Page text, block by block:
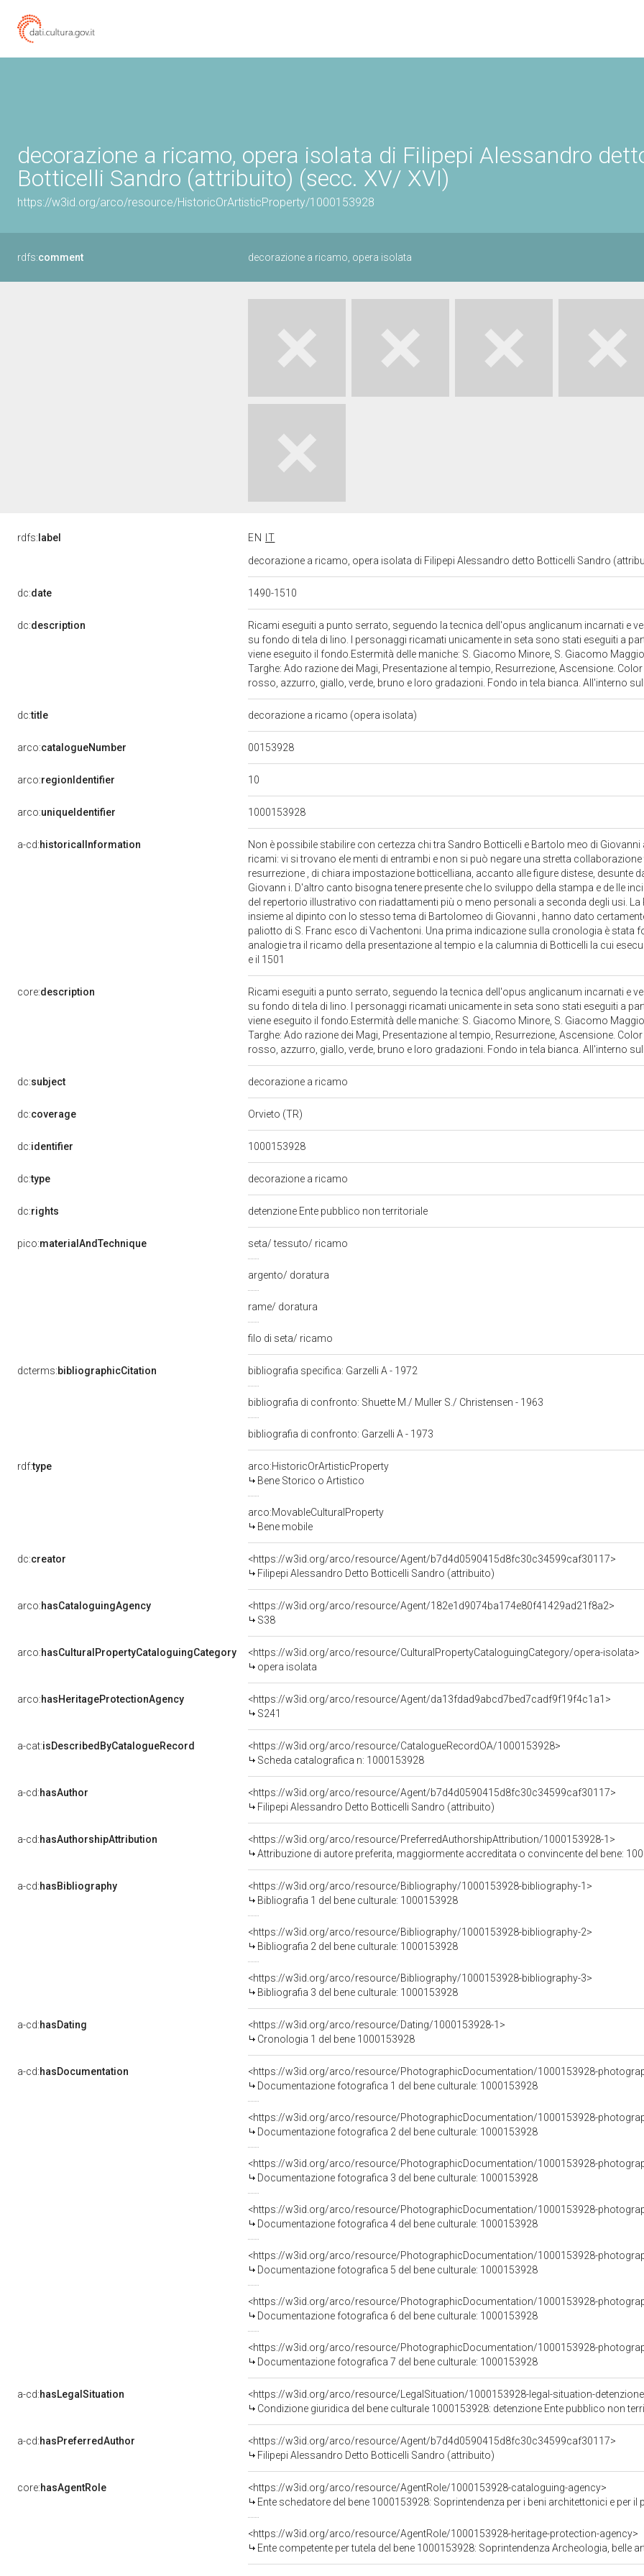
decorazione a ricamo, opera isolata di Filipepi Alessandro
Botticelli Sandro (attribuito) (secc. XV/ XVI)
https://w3id.org/arco/resource/HistoricOrArtisticProperty/1000153928
rdfs:comment decorazione a ricamo, opera isolata
rdfs: label EN
IT
decorazione a ricamo, opera isolata di Filipepi Alessandro detto Botticelli Sandro
dc:date 1490-1510
dc:description
Ricami eseguiti a punto serrato, seguendo la tecnica dell'opus anglicanum incarnati e
su fondo di tela di lino. I personaggi ricamati unicamente in seta sono stati eseguiti a
viene eseguito il fondo.Estermità delle maniche: S. Giacomo Minore, S. Giacomo
Targhe: Ado razione dei Magi, Presentazione al tempio, Resurrezione, Ascensione.
rosso, azzurro, giallo, verde, bruno e loro gradazioni. Fondo in tela bianca. All'interno
dc:title decorazione a ricamo (opera isolata)
arco:catalogueNumber 00153928
arco:regionIdentifier 10
arco:uniqueIdentifier 1000153928
a-cd:historicalInformation
Non è possibile stabilire con certezza chi tra Sandro Botticelli e Bartolo meo di Giovanni
ricami: vi si trovano ele menti di entrambi e non si può negare una stretta collaborazione
resurrezione , di chiara impostazione botticelliana, accanto alle figure distese, desunte
Giovann i. D'altro canto bisogna tenere presente che lo sviluppo della stampa e de lle
del repertorio illustrativo con riadattamenti più o meno personali a seconda degli usi. La
insieme al dipinto con lo stesso tema di Bartolomeo di Giovanni , hanno dato
paliotto di S. Franc esco di Vachentoni. Una prima indicazione sulla cronologia è stata
analogie tra il ricamo della presentazione al tempio e la calumnia di Botticelli la cui
e il 1501
core:description
Ricami eseguiti a punto serrato, seguendo la tecnica dell'opus anglicanum incarnati e
su fondo di tela di lino. I personaggi ricamati unicamente in seta sono stati eseguiti a
viene eseguito il fondo.Estermità delle maniche: S. Giacomo Minore, S. Giacomo
Targhe: Ado razione dei Magi, Presentazione al tempio, Resurrezione, Ascensione.
rosso, azzurro, giallo, verde, bruno e loro gradazioni. Fondo in tela bianca. All'interno
dc:subject decorazione a ricamo
dc:coverage Orvieto (TR)
dc:identifier 1000153928
dc:type decorazione a ricamo
dc:rights detenzione Ente pubblico non territoriale
pico:materialAndTechnique seta/ tessuto/ ricamo
argento/ doratura
rame/ doratura
filo di seta/ ricamo
dcterms:bibliographicCitation bibliografia specifica: Garzelli A - 1972
bibliografia di confronto: Shuette M./ Muller S./ Christensen - 1963
bibliografia di confronto: Garzelli A - 1973
rdf:type
arco:HistoricOrArtisticProperty
Bene Storico o Artistico
arco:MovableCulturalProperty
Bene mobile
dc:creator
<https://w3id.org/arco/resource/Agent/b7d4d0590415d8fc30c34599caf30117>
Filipepi Alessandro Detto Botticelli Sandro (attribuito)
arco:hasCataloguingAgency
<https://w3id.org/arco/resource/Agent/182e1d9074ba174e80f41429ad21f8a2>
S38
arco:hasCulturalPropertyCataloguingCategory
<https://w3id.org/arco/resource/CulturalPropertyCataloguingCategory/opera-isolata>
opera isolata
arco:hasHeritageProtectionAgency
<https://w3id.org/arco/resource/Agent/da13fdad9abcd7bed7cadf9f19f4c1a1>
S241
a-cat:isDescribedByCatalogueRecord
<https://w3id.org/arco/resource/CatalogueRecordOA/1000153928>
Scheda catalografica n: 1000153928
a-cd:hasAuthor
<https://w3id.org/arco/resource/Agent/b7d4d0590415d8fc30c34599caf30117>
Filipepi Alessandro Detto Botticelli Sandro (attribuito)
a-cd:hasAuthorshipAttribution
<https://w3id.org/arco/resource/PreferredAuthorshipAttribution/1000153928-1>
Attribuzione di autore preferita, maggiormente accreditata o convincente del bene:
a-cd:hasBibliography
<https://w3id.org/arco/resource/Bibliography/1000153928-bibliography-1>
Bibliografia 1 del bene culturale: 1000153928
<https://w3id.org/arco/resource/Bibliography/1000153928-bibliography-2>
Bibliografia 2 del bene culturale: 1000153928
<https://w3id.org/arco/resource/Bibliography/1000153928-bibliography-3>
Bibliografia 3 del bene culturale: 1000153928
a-cd:hasDating
<https://w3id.org/arco/resource/Dating/1000153928-1>
Cronologia 1 del bene 1000153928
a-cd:hasDocumentation
<https://w3id.org/arco/resource/PhotographicDocumentation/1000153928-
Documentazione fotografica 1 del bene culturale: 1000153928
<https://w3id.org/arco/resource/PhotographicDocumentation/1000153928-
Documentazione fotografica 2 del bene culturale: 1000153928
<https://w3id.org/arco/resource/PhotographicDocumentation/1000153928-
Documentazione fotografica 3 del bene culturale: 1000153928
<https://w3id.org/arco/resource/PhotographicDocumentation/1000153928-
Documentazione fotografica 4 del bene culturale: 1000153928
<https://w3id.org/arco/resource/PhotographicDocumentation/1000153928-
Documentazione fotografica 5 del bene culturale: 1000153928
<https://w3id.org/arco/resource/PhotographicDocumentation/1000153928-
Documentazione fotografica 6 del bene culturale: 1000153928
<https://w3id.org/arco/resource/PhotographicDocumentation/1000153928-
Documentazione fotografica 7 del bene culturale: 1000153928
a-cd:hasLegalSituation
<https://w3id.org/arco/resource/LegalSituation/1000153928-legal-situation-
Condizione giuridica del bene culturale 1000153928: detenzione Ente pubblico non
a-cd:hasPreferredAuthor
<https://w3id.org/arco/resource/Agent/b7d4d0590415d8fc30c34599caf30117>
Filipepi Alessandro Detto Botticelli Sandro (attribuito)
core:hasAgentRole
<https://w3id.org/arco/resource/AgentRole/1000153928-cataloguing-agency>
Ente schedatore del bene 1000153928: Soprintendenza per i beni architettonici e per il
<https://w3id.org/arco/resource/AgentRole/1000153928-heritage-protection-agency>
Ente competente per tutela del bene 1000153928: Soprintendenza Archeologia, belle